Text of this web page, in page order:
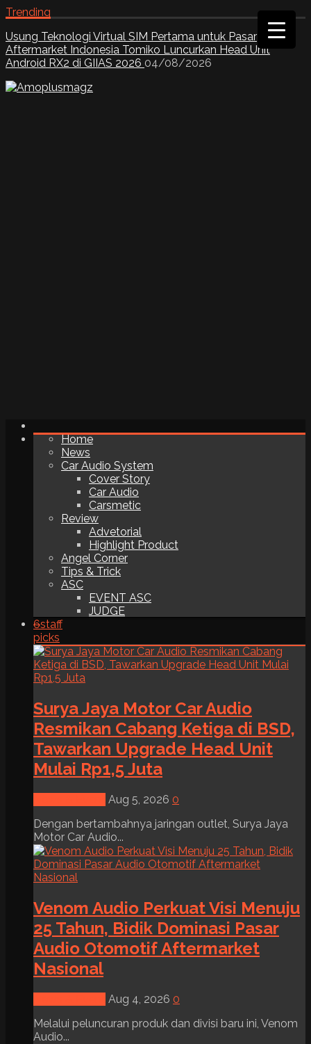
Trending
Usung Teknologi Virtual SIM Pertama untuk Pasar
Aftermarket Indonesia Tomiko Luncurkan Head Unit
Android RX2 di GIIAS 2026 04/08/2026
Home
News
Car Audio System
Cover Story
Car Audio
Carsmetic
Review
Advetorial
Highlight Product
Angel Corner
Tips & Trick
ASC
EVENT ASC
JUDGE
6staff
picks
Surya Jaya Motor Car Audio
Resmikan Cabang Ketiga di BSD,
Tawarkan Upgrade Head Unit
Mulai Rp1,5 Juta
Aug 5, 2026 0
Dengan bertambahnya jaringan outlet, Surya Jaya
Motor Car Audio...
Venom Audio Perkuat Visi Menuju
25 Tahun, Bidik Dominasi Pasar
Audio Otomotif Aftermarket
Nasional
Aug 4, 2026 0
Melalui peluncuran produk dan divisi baru ini, Venom
Audio...